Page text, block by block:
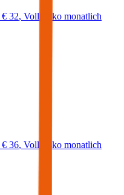
€ 32, Vollkasko monatlich
€ 36, Vollkasko monatlich